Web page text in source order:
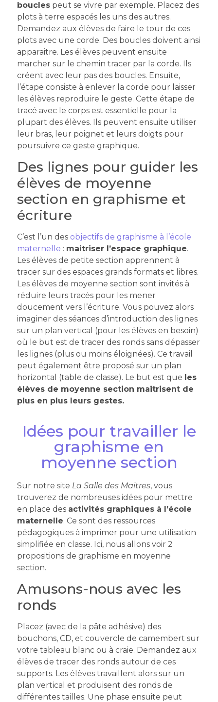
boucles peut se vivre par exemple. Placez des
plots à terre espacés les uns des autres.
Demandez aux élèves de faire le tour de ces
plots avec une corde. Des boucles doivent ainsi
apparaitre. Les élèves peuvent ensuite
marcher sur le chemin tracer par la corde. Ils
créent avec leur pas des boucles. Ensuite,
l’étape consiste à enlever la corde pour laisser
les élèves reproduire le geste. Cette étape de
tracé avec le corps est essentielle pour la
plupart des élèves. Ils peuvent ensuite utiliser
leur bras, leur poignet et leurs doigts pour
poursuivre ce geste graphique.
Des lignes pour guider les
élèves de moyenne
section en graphisme et
écriture
C’est l’un des objectifs de graphisme à l’école
maternelle : maitriser l’espace graphique.
Les élèves de petite section apprennent à
tracer sur des espaces grands formats et libres.
Les élèves de moyenne section sont invités à
réduire leurs tracés pour les mener
doucement vers l’écriture. Vous pouvez alors
imaginer des séances d’introduction des lignes
sur un plan vertical (pour les élèves en besoin)
où le but est de tracer des ronds sans dépasser
les lignes (plus ou moins éloignées). Ce travail
peut également être proposé sur un plan
horizontal (table de classe). Le but est que les
élèves de moyenne section maitrisent de
plus en plus leurs gestes.
Idées pour travailler le
graphisme en
moyenne section
Sur notre site La Salle des Maitres, vous
trouverez de nombreuses idées pour mettre
en place des activités graphiques à l’école
maternelle. Ce sont des ressources
pédagogiques à imprimer pour une utilisation
simplifiée en classe. Ici, nous allons voir 2
propositions de graphisme en moyenne
section.
Amusons-nous avec les
ronds
Placez (avec de la pâte adhésive) des
bouchons, CD, et couvercle de camembert sur
votre tableau blanc ou à craie. Demandez aux
élèves de tracer des ronds autour de ces
supports. Les élèves travaillent alors sur un
plan vertical et produisent des ronds de
différentes tailles. Une phase ensuite peut